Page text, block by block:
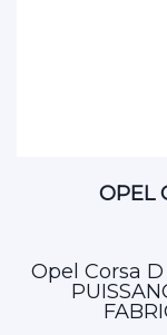
OPEL
Opel Corsa D